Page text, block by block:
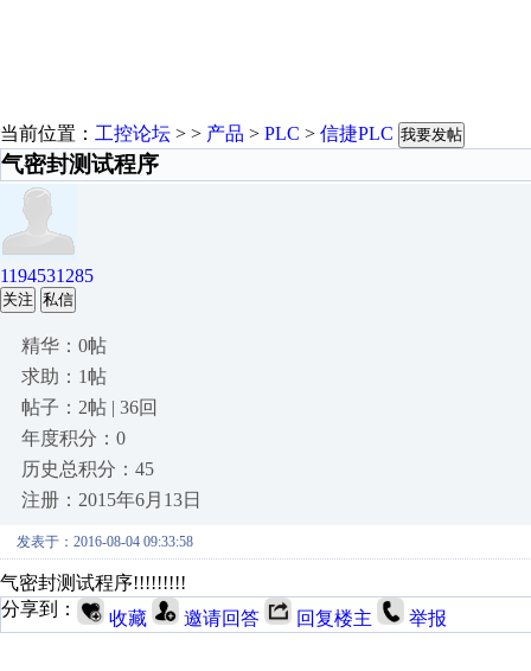
当前位置： 工控论坛 > > 产品 > PLC > 信捷PLC 我要发帖
气密封测试程序
1194531285
关注 私信
精华：0帖
求助：1帖
帖子：2帖 | 36回
年度积分：0
历史总积分：45
注册：2015年6月13日
发表于：2016-08-04 09:33:58
气密封测试程序!!!!!!!!!
分享到：
收藏 邀请回答 回复楼主 举报